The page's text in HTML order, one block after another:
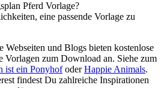
Pferd Vorlage?
eine passende Vorlage zu
Webseiten und Blogs bieten kostenlose
Vorlagen zum Download an. Siehe zum
ist ein PonyhofoderHappie Animals.
findest Du zahlreiche Inspirationen